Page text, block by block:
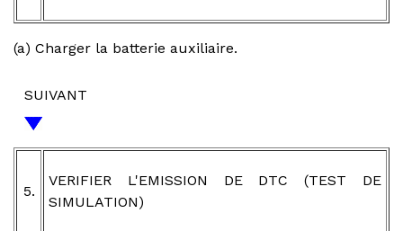
(a) Charger la batterie auxiliaire.
SUIVANT
5.
VERIFIER L'EMISSION DE DTC (TEST DE
SIMULATION)